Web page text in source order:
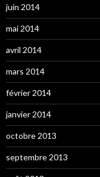
juin 2014
mai 2014
avril 2014
mars 2014
février 2014
janvier 2014
octobre 2013
septembre 2013